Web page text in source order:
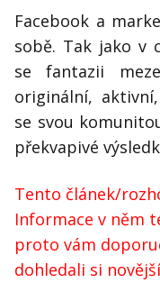
Facebook a
sobě. Tak jako v
se fantazii
originální,
se svou
překvapivé
Tento článek/
Informace v něm
proto vám
dohledali si